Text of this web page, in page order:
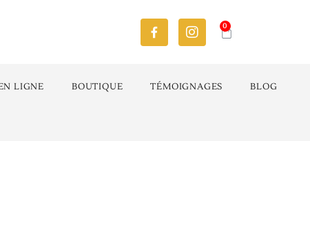
0
LIGNE BOUTIQUE TÉMOIGNAGES BLOG